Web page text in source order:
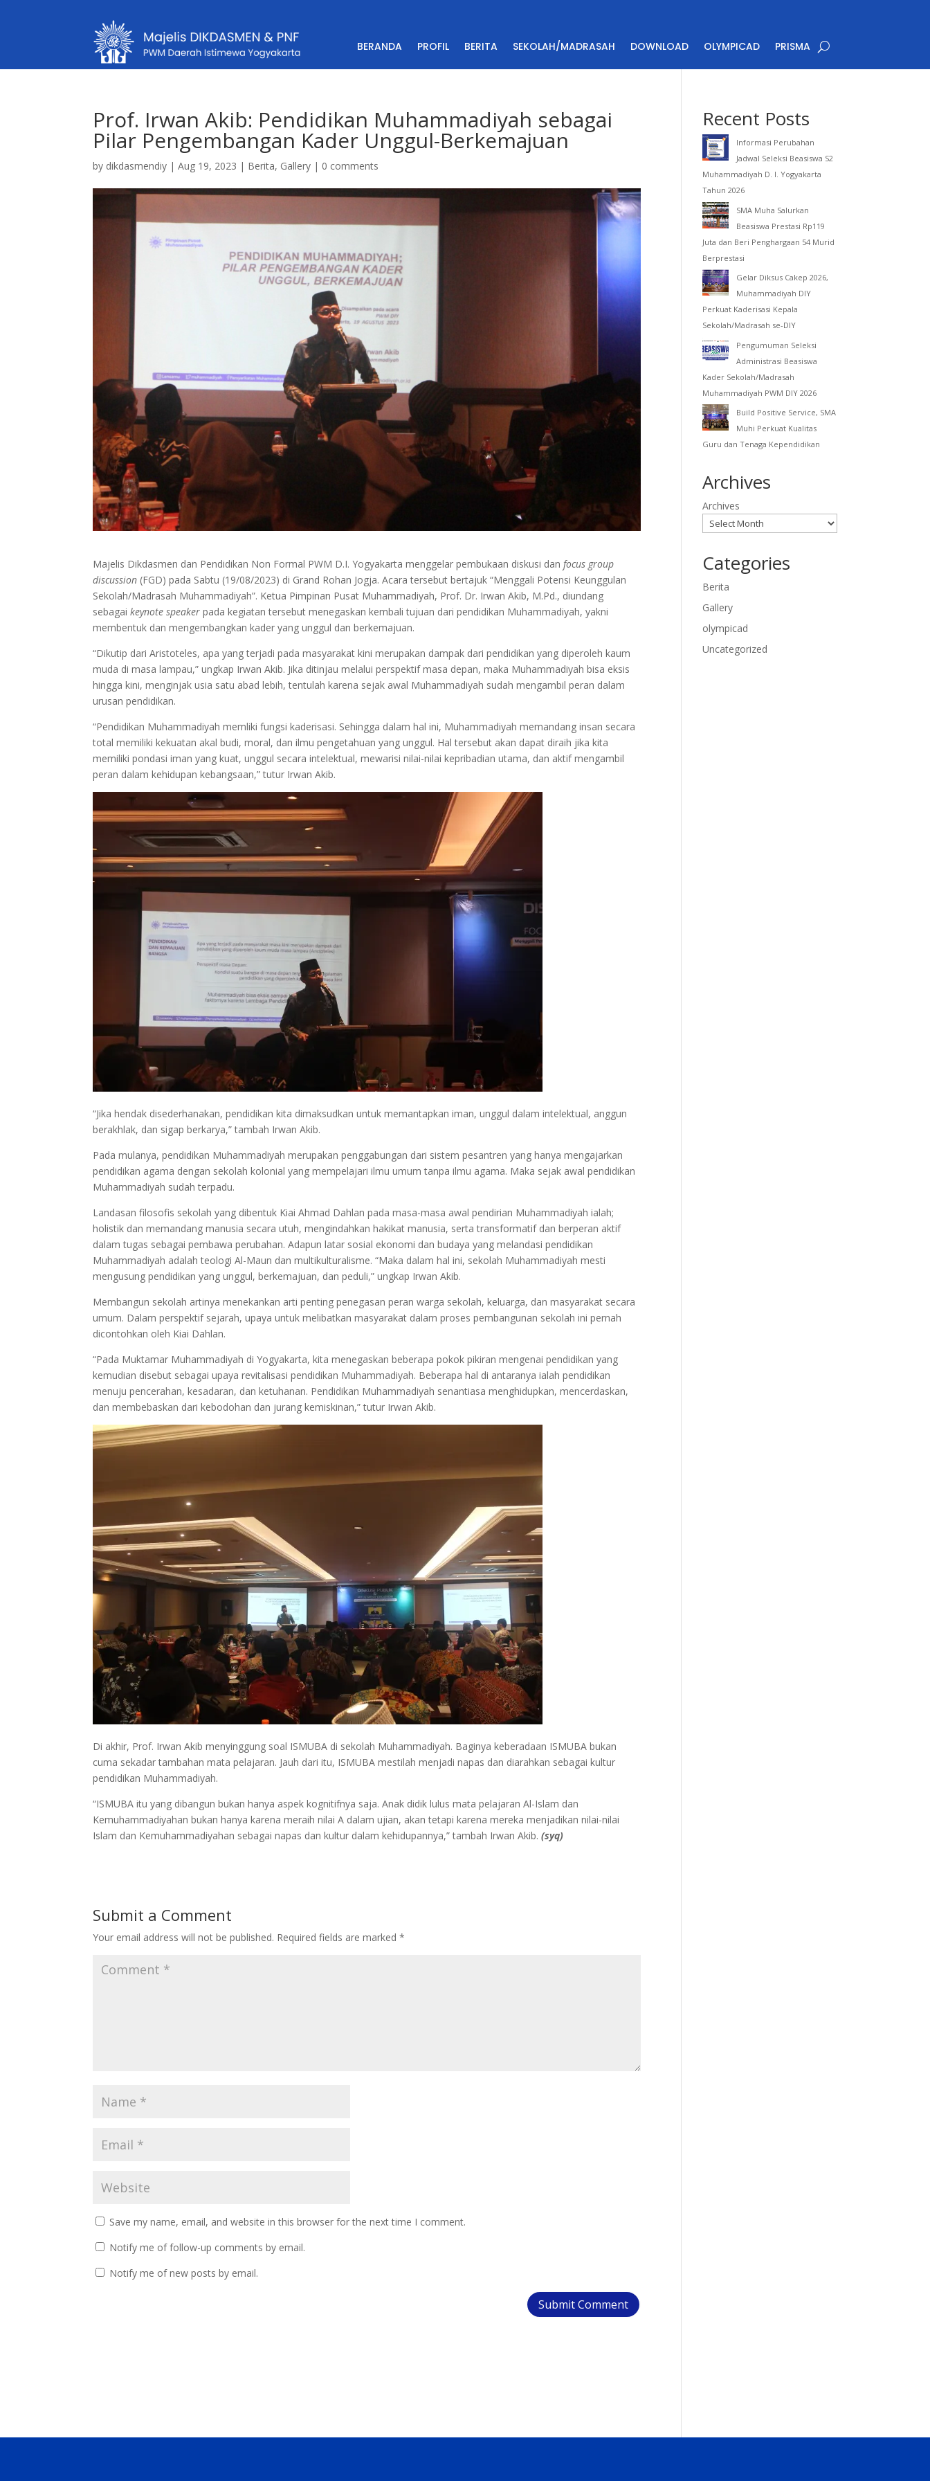
BERANDA PROFIL BERITA SEKOLAH/MADRASAH DOWNLOAD OLYMPICAD PRISMA
Prof. Irwan Akib: Pendidikan Muhammadiyah sebagai
Pilar Pengembangan Kader Unggul-Berkemajuan
by dikdasmendiy |Aug 19, 2023 | Berita, Gallery | 0 comments
Majelis Dikdasmen dan Pendidikan Non Formal PWM D.I. Yogyakarta menggelar pembukaan diskusi dan focus group
discussion (FGD) pada Sabtu (19/08/2023) di Grand Rohan Jogja. Acara tersebut bertajuk “Menggali Potensi Keunggulan
Sekolah/Madrasah Muhammadiyah”. Ketua Pimpinan Pusat Muhammadiyah, Prof. Dr. Irwan Akib, M.Pd., diundang
sebagaikeynote speaker pada kegiatan tersebut menegaskan kembali tujuan dari pendidikan Muhammadiyah, yakni
membentuk dan mengembangkan kader yang unggul dan berkemajuan.
“Dikutip dari Aristoteles, apa yang terjadi pada masyarakat kini merupakan dampak dari pendidikan yang diperoleh kaum
muda di masa lampau,” ungkap Irwan Akib. Jika ditinjau melalui perspektif masa depan, maka Muhammadiyah bisa eksis
hingga kini, menginjak usia satu abad lebih, tentulah karena sejak awal Muhammadiyah sudah mengambil peran dalam
urusan pendidikan.
“Pendidikan Muhammadiyah memliki fungsi kaderisasi. Sehingga dalam hal ini, Muhammadiyah memandang insan secara
total memiliki kekuatan akal budi, moral, dan ilmu pengetahuan yang unggul. Hal tersebut akan dapat diraih jika kita
memiliki pondasi iman yang kuat, unggul secara intelektual, mewarisi nilai-nilai kepribadian utama, dan aktif mengambil
peran dalam kehidupan kebangsaan,” tutur Irwan Akib.
“Jika hendak disederhanakan, pendidikan kita dimaksudkan untuk memantapkan iman, unggul dalam intelektual, anggun
berakhlak, dan sigap berkarya,” tambah Irwan Akib.
Pada mulanya, pendidikan Muhammadiyah merupakan penggabungan dari sistem pesantren yang hanya mengajarkan
pendidikan agama dengan sekolah kolonial yang mempelajari ilmu umum tanpa ilmu agama. Maka sejak awal pendidikan
Muhammadiyah sudah terpadu.
Landasan filosofis sekolah yang dibentuk Kiai Ahmad Dahlan pada masa-masa awal pendirian Muhammadiyah ialah;
holistik dan memandang manusia secara utuh, mengindahkan hakikat manusia, serta transformatif dan berperan aktif
dalam tugas sebagai pembawa perubahan. Adapun latar sosial ekonomi dan budaya yang melandasi pendidikan
Muhammadiyah adalah teologi Al-Maun dan multikulturalisme. “Maka dalam hal ini, sekolah Muhammadiyah mesti
mengusung pendidikan yang unggul, berkemajuan, dan peduli,” ungkap Irwan Akib.
Membangun sekolah artinya menekankan arti penting penegasan peran warga sekolah, keluarga, dan masyarakat secara
umum. Dalam perspektif sejarah, upaya untuk melibatkan masyarakat dalam proses pembangunan sekolah ini pernah
dicontohkan oleh Kiai Dahlan.
“Pada Muktamar Muhammadiyah di Yogyakarta, kita menegaskan beberapa pokok pikiran mengenai pendidikan yang
kemudian disebut sebagai upaya revitalisasi pendidikan Muhammadiyah. Beberapa hal di antaranya ialah pendidikan
menuju pencerahan, kesadaran, dan ketuhanan. Pendidikan Muhammadiyah senantiasa menghidupkan, mencerdaskan,
dan membebaskan dari kebodohan dan jurang kemiskinan,” tutur Irwan Akib.
Di akhir, Prof. Irwan Akib menyinggung soal ISMUBA di sekolah Muhammadiyah. Baginya keberadaan ISMUBA bukan
cuma sekadar tambahan mata pelajaran. Jauh dari itu, ISMUBA mestilah menjadi napas dan diarahkan sebagai kultur
pendidikan Muhammadiyah.
“ISMUBA itu yang dibangun bukan hanya aspek kognitifnya saja. Anak didik lulus mata pelajaran Al-Islam dan
Kemuhammadiyahan bukan hanya karena meraih nilai A dalam ujian, akan tetapi karena mereka menjadikan nilai-nilai
Islam dan Kemuhammadiyahan sebagai napas dan kultur dalam kehidupannya,” tambah Irwan Akib.(syq)
Submit a Comment
Your email address will not be published. Required fields are marked*
Save my name, email, and website in this browser for the next time I comment.
Notify me of follow-up comments by email.
Notify me of new posts by email.
Recent Posts
Informasi Perubahan
Jadwal Seleksi Beasiswa S2
Muhammadiyah D. I. Yogyakarta
Tahun 2026
SMA Muha Salurkan
Beasiswa Prestasi Rp119
Juta dan Beri Penghargaan 54 Murid
Berprestasi
Gelar Diksus Cakep 2026,
Muhammadiyah DIY
Perkuat Kaderisasi Kepala
Sekolah/Madrasah se-DIY
Pengumuman Seleksi
Administrasi Beasiswa
Kader Sekolah/Madrasah
Muhammadiyah PWM DIY 2026
Build Positive Service, SMA
Muhi Perkuat Kualitas
Guru dan Tenaga Kependidikan
Archives
Archives
Categories
Berita
Gallery
olympicad
Uncategorized